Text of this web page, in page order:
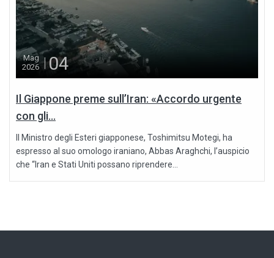
Mag
2026
04
Il Giappone preme sull’Iran: «Accordo urgente
con gli...
Il Ministro degli Esteri giapponese, Toshimitsu Motegi, ha
espresso al suo omologo iraniano, Abbas Araghchi, l’auspicio
che “Iran e Stati Uniti possano riprendere...